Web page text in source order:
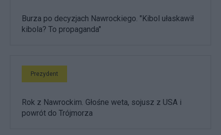
Burza po decyzjach Nawrockiego. "Kibol ułaskawił
kibola? To propaganda"
Prezydent
Rok z Nawrockim. Głośne weta, sojusz z USA i
powrót do Trójmorza